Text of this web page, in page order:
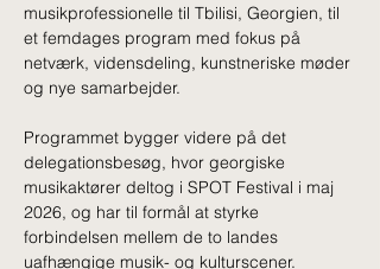
musikprofessionelle til Tbilisi, Georgien, til
et femdages program med fokus på
netværk, vidensdeling, kunstneriske møder
og nye samarbejder.
Programmet bygger videre på det
delegationsbesøg, hvor georgiske
musikaktører deltog i SPOT Festival i maj
2026, og har til formål at styrke
forbindelsen mellem de to landes
uafhængige musik- og kulturscener.